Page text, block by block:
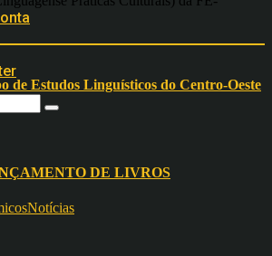
de Estudos Linguísticos do Centro-Oeste
DE LIVROS
Notícias